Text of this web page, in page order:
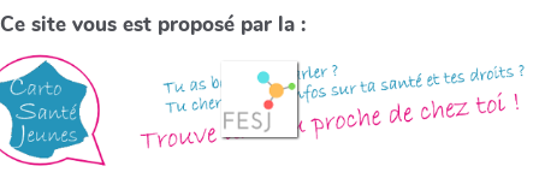
Ce site vous est proposé par la :